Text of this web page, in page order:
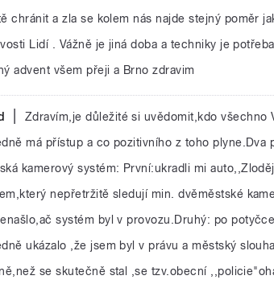
chránit a zla se kolem nás najde stejný poměr
Lidí . Vážně je jiná doba a techniky je
advent všem přeji a Brno zdravim
Zdravím,je důležité si uvědomit,kdo všechno
má přístup a co pozitivního z toho plyne.Dva
kamerový systém: První:ukradli mi
nepřetržitě sledují min. dvěměstské
systém byl v provozu.Druhý: po
ukázalo ,že jsem byl v právu a městský
se skutečně stal ,se tzv.obecní